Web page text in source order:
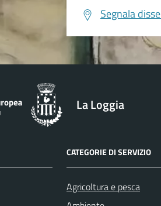
Segnala
La Loggia
CATEGORIE DI SERVIZIO
Agricoltura e pesca